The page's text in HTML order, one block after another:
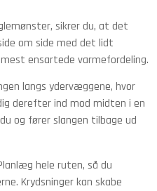
sikrer du, at det
om side med det lidt
ensartede varmefordeling.
langs ydervæggene, hvor
derefter ind mod midten i en
og fører slangen tilbage ud
hele ruten, så du
Krydsninger kan skabe